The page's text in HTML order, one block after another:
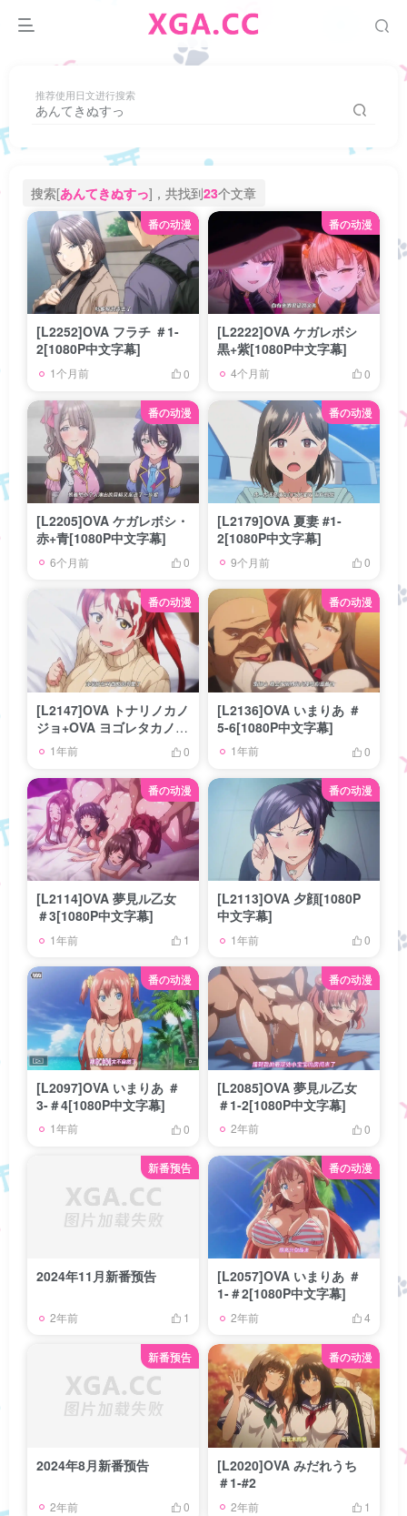
推荐使用日文进行搜索
搜索[あんてきぬすっ]，共找到23个文章
番の动漫
[L2252]OVA フラチ ＃1-
2[1080P中文字幕]
1个月前 0
番の动漫
[L2222]OVA ケガレボシ
黒+紫[1080P中文字幕]
4个月前 0
番の动漫
[L2205]OVA ケガレボシ・
赤+青[1080P中文字幕]
6个月前 0
番の动漫
[L2179]OVA 夏妻 #1-
2[1080P中文字幕]
9个月前 0
番の动漫
[L2147]OVA トナリノカノ
ジョ+OVA ヨゴレタカノジ
ョ[1080P中文字幕]
1年前 0
番の动漫
[L2136]OVA いまりあ ＃
5-6[1080P中文字幕]
1年前 0
番の动漫
[L2114]OVA 夢見ル乙女
＃3[1080P中文字幕]
1年前 1
番の动漫
[L2113]OVA 夕顔[1080P
中文字幕]
1年前 0
番の动漫
[L2097]OVA いまりあ ＃
3-＃4[1080P中文字幕]
1年前 0
番の动漫
[L2085]OVA 夢見ル乙女
＃1-2[1080P中文字幕]
2年前 0
新番预告
2024年11月新番预告
2年前 1
番の动漫
[L2057]OVA いまりあ ＃
1-＃2[1080P中文字幕]
2年前 4
新番预告
2024年8月新番预告
2年前 0
番の动漫
[L2020]OVA みだれうち
＃1-#2
2年前 1